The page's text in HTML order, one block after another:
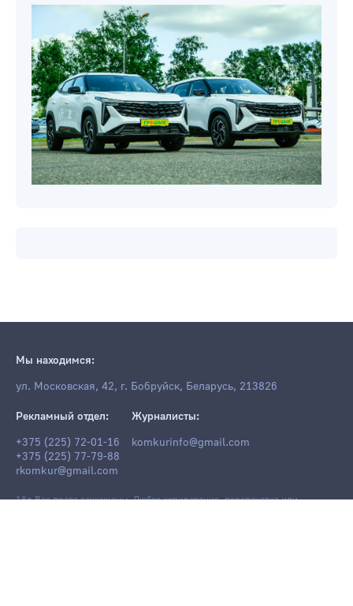
Мы находимся:
ул. Московская, 42, г. Бобруйск, Беларусь, 213826
Рекламный отдел:
+375 (225) 72-01-16
+375 (225) 77-79-88
rkomkur@gmail.com
Журналисты:
komkurinfo@gmail.com
18+ Все права защищены. Любое копирование, перепечатка или